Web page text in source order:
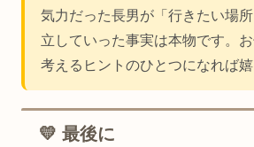
気力だった長男が「行きたい場
立していった事実は本物です。
考えるヒントのひとつになれば嬉
💛 最後に